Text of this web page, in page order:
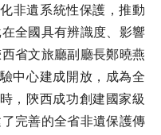
非遺系統性保護，推動
全國具有辨識度、影響
省文旅廳副廳長鄭曉燕
中心建成開放，成為全
，陝西成功創建國家級
完善的全省非遺保護傳